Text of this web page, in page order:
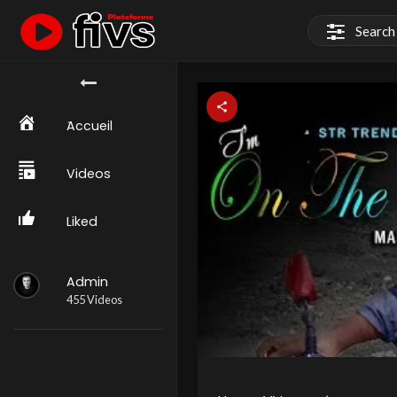
َAccueil
Videos
Liked
Admin
455 Videos